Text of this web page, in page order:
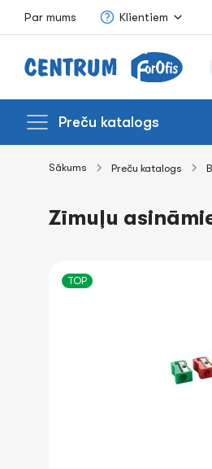
Par mums Klientiem
Preču katalogs
Sākums Preču katalogs
Zīmuļu
TOP